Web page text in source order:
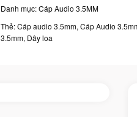
Danh mục:Cáp Audio 3.5MM
Thẻ:Cáp audio 3.5mm, Cáp Audio
3.5mm, Dây loa